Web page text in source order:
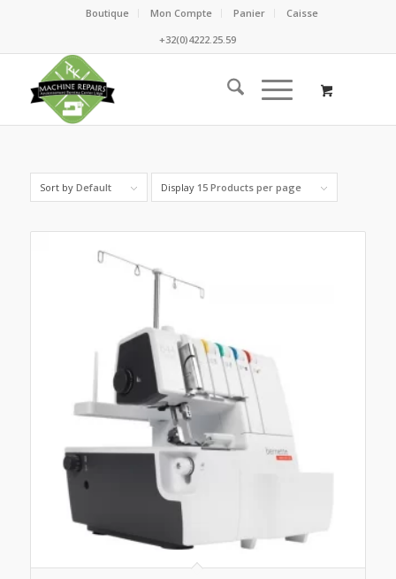
Boutique Mon Compte Panier
Caisse
+32(0)4222.25.59
Sort by Default Display 15 Products per page